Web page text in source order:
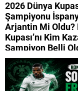
2026 Dünya
Şampiyonu
Arjantin Mi Oldu?
Kupası’nı Kim
Şampiyon Belli